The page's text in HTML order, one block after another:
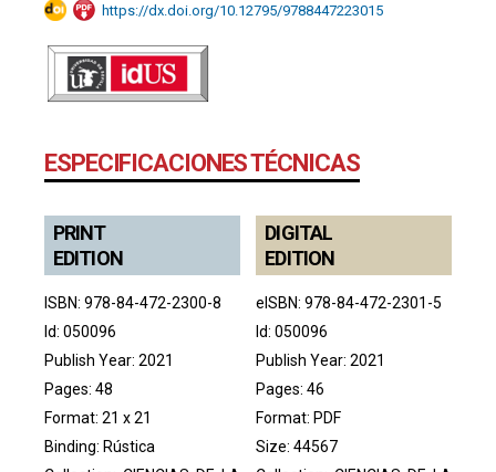
https://dx.doi.org/10.12795/9788447223015
ESPECIFICACIONES TÉCNICAS
PRINT
EDITION
ISBN: 978-84-472-2300-8
Id: 050096
Publish Year: 2021
Pages: 48
Format: 21 x 21
Binding: Rústica
DIGITAL
EDITION
eISBN: 978-84-472-2301-5
Id: 050096
Publish Year: 2021
Pages: 46
Format: PDF
Size: 44567